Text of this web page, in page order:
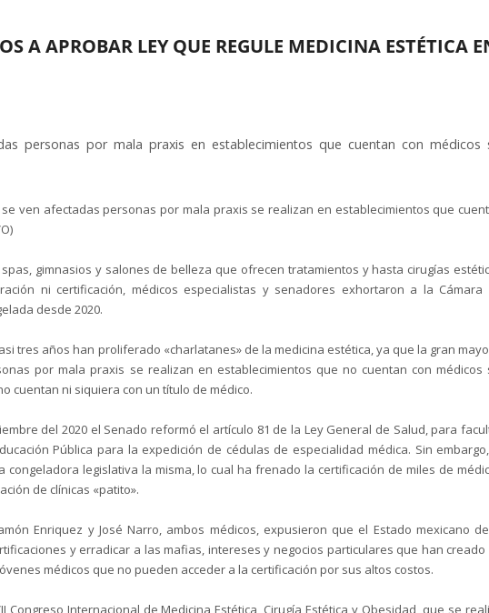
A APROBAR LEY QUE REGULE MEDICINA ESTÉTICA
personas por mala praxis en establecimientos que cuentan con médicos
ven afectadas personas por mala praxis se realizan en establecimientos que
gimnasios y salones de belleza que ofrecen tratamientos y hasta cirugías
ni certificación, médicos especialistas y senadores exhortaron a la Cámara
desde 2020.
tres años han proliferado «charlatanes» de la medicina estética, ya que la gran
por mala praxis se realizan en establecimientos que no cuentan con médicos
cuentan ni siquiera con un título de médico.
del 2020 el Senado reformó el artículo 81 de la Ley General de Salud, para
Pública para la expedición de cédulas de especialidad médica. Sin
congeladora legislativa la misma, lo cual ha frenado la certificación de miles de
de clínicas «patito».
Enriquez y José Narro, ambos médicos, expusieron que el Estado mexicano
y erradicar a las mafias, intereses y negocios particulares que han creado
médicos que no pueden acceder a la certificación por sus altos costos.
Congreso Internacional de Medicina Estética, Cirugía Estética y Obesidad, que se